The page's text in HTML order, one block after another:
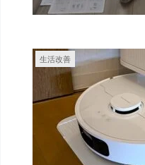
生活改善